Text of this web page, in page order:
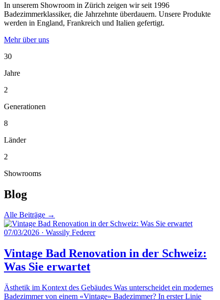
In unserem Showroom in Zürich zeigen wir seit 1996
Badezimmerklassiker, die Jahrzehnte überdauern. Unsere Produkte
werden in England, Frankreich und Italien gefertigt.
Mehr über uns
30
Jahre
2
Generationen
8
Länder
2
Showrooms
Blog
Alle Beiträge →
07/03/2026 · Wassily Federer
Vintage Bad Renovation in der Schweiz:
Was Sie erwartet
Ästhetik im Kontext des Gebäudes Was unterscheidet ein modernes
Badezimmer von einem «Vintage» Badezimmer? In erster Linie